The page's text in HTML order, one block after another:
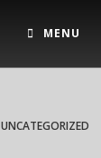
MENU
UNCATEGORIZED